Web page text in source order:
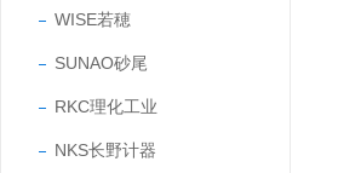
WISE若穂
SUNAO砂尾
RKC理化工业
NKS长野计器